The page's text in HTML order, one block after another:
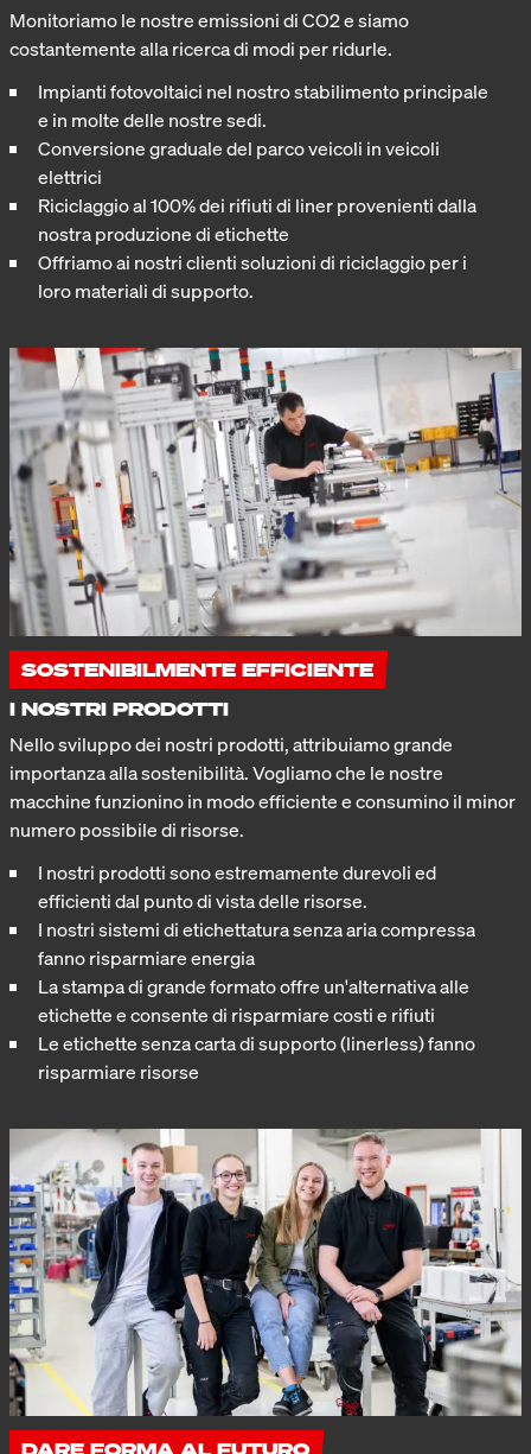
Monitoriamo le nostre emissioni di CO2 e siamo
costantemente alla ricerca di modi per ridurle.
Impianti fotovoltaici nel nostro stabilimento principale
e in molte delle nostre sedi.
Conversione graduale del parco veicoli in veicoli
elettrici
Riciclaggio al 100% dei rifiuti di liner provenienti dalla
nostra produzione di etichette
Offriamo ai nostri clienti soluzioni di riciclaggio per i
loro materiali di supporto.
SOSTENIBILMENTE EFFICIENTE
I NOSTRI PRODOTTI
Nello sviluppo dei nostri prodotti, attribuiamo grande
importanza alla sostenibilità. Vogliamo che le nostre
macchine funzionino in modo efficiente e consumino il minor
numero possibile di risorse.
I nostri prodotti sono estremamente durevoli ed
efficienti dal punto di vista delle risorse.
I nostri sistemi di etichettatura senza aria compressa
fanno risparmiare energia
La stampa di grande formato offre un'alternativa alle
etichette e consente di risparmiare costi e rifiuti
Le etichette senza carta di supporto (linerless) fanno
risparmiare risorse